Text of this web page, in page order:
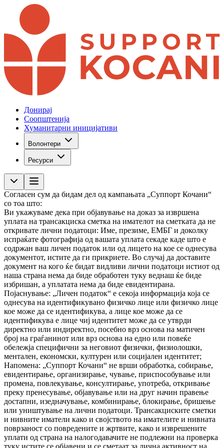
Донирај
Соопштенија
Хуманитарни иницијативи
Волонтери
Ресурси
Согласен сум да бидам дел од кампањата „Суппорт Кочани“
со тоа што:
Ви укажуваме дека при објавување на доказ за извршена
уплата на трансакциска сметка на имателот на сметката да не
откривате лични податоци: Име, презиме, ЕМБГ и доколку
испраќате фотографија од вашата уплата секаде каде што е
содржан ваш личен податок или од лицето на кое се однесува
документот, истите да ги прикриете. Во случај да доставите
документ на кого ќе бидат видливи лични податоци истиот од
наша страна нема да биде обработен туку веднаш ќе биде
избришан, а уплатата нема да биде евидентирана.
Појаснување: „Личен податок“ е секоја информација која се
однесува на идентификувано физичко лице или физичко лице
кое може да се идентификува, а лице кое може да се
идентификува е лице чиј идентитет може да се утврди
директно или индиректно, посебно врз основа на матичен
број на граѓанинот или врз основа на едно или повеќе
обележја специфични за неговиот физички, физиолошки,
ментален, економски, културен или социјален идентитет;
Напомена: „Суппорт Кочани“ не врши обработка, собирање,
евидентирање, организирање, чување, приспособување или
промена, повлекување, консултирање, употреба, откривање
преку пренесување, објавување или на друг начин правење
достапни, изедначување, комбинирање, блокирање, бришење
или уништување на лични податоци. Трансакциските сметки
и нивните иматели како и својството на имателите и нивната
поврзаност со повредените и жртвите, како и изврешените
уплати од страна на налогодавачите не подлежни на проверка
туку истите се објавени и се сметаат за лична активност на